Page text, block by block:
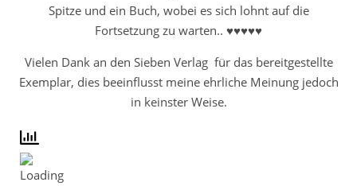
Spitze und ein Buch, wobei es sich lohnt auf die
Fortsetzung zu warten.. ♥♥♥♥♥
Vielen Dank an den Sieben Verlag für das bereitgestellte
Exemplar, dies beeinflusst meine ehrliche Meinung jedoch
in keinster Weise.